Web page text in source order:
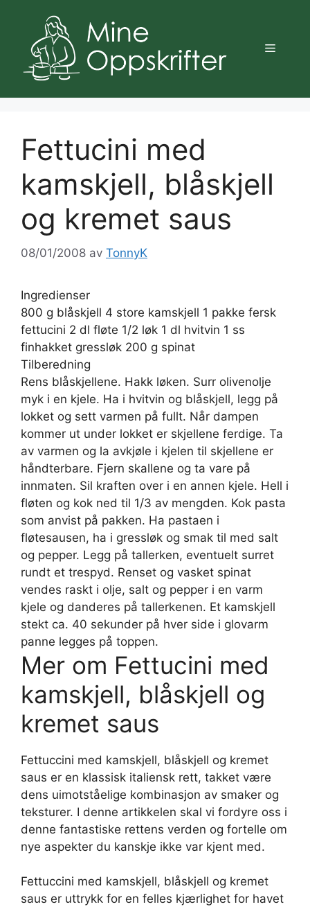
innhold
Meny
Fettucini med
kamskjell, blåskjell
og kremet saus
08/01/2008 av TonnyK
Ingredienser
800 g blåskjell 4 store kamskjell 1 pakke fersk
fettucini 2 dl fløte 1/2 løk 1 dl hvitvin 1 ss
finhakket gressløk 200 g spinat
Tilberedning
Rens blåskjellene. Hakk løken. Surr olivenolje
myk i en kjele. Ha i hvitvin og blåskjell, legg på
lokket og sett varmen på fullt. Når dampen
kommer ut under lokket er skjellene ferdige. Ta
av varmen og la avkjøle i kjelen til skjellene er
håndterbare. Fjern skallene og ta vare på
innmaten. Sil kraften over i en annen kjele. Hell i
fløten og kok ned til 1/3 av mengden. Kok pasta
som anvist på pakken. Ha pastaen i
fløtesausen, ha i gressløk og smak til med salt
og pepper. Legg på tallerken, eventuelt surret
rundt et trespyd. Renset og vasket spinat
vendes raskt i olje, salt og pepper i en varm
kjele og danderes på tallerkenen. Et kamskjell
stekt ca. 40 sekunder på hver side i glovarm
panne legges på toppen.
Mer om Fettucini med
kamskjell, blåskjell og
kremet saus
Fettuccini med kamskjell, blåskjell og kremet
saus er en klassisk italiensk rett, takket være
dens uimotståelige kombinasjon av smaker og
teksturer. I denne artikkelen skal vi fordyre oss i
denne fantastiske rettens verden og fortelle om
nye aspekter du kanskje ikke var kjent med.
Fettuccini med kamskjell, blåskjell og kremet
saus er uttrykk for en felles kjærlighet for havet